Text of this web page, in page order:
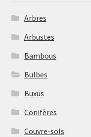
Arbres
Arbustes
Bambous
Bulbes
Buxus
Conifères
Couvre-sols